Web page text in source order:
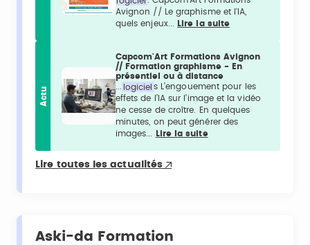
Avignon // Le graphisme et l'IA,
quels enjeux...
Lire la suite
Actu
Capcom'Art Formations Avignon
// Formation graphisme - En
présentiel ou à distance
logiciel s L’engouement pour les
effets de l’IA sur l’image et la vidéo
ne cesse de croître. En quelques
minutes, on peut générer des
images...
Lire la suite
Lire toutes les actualités
Aski-da Formation